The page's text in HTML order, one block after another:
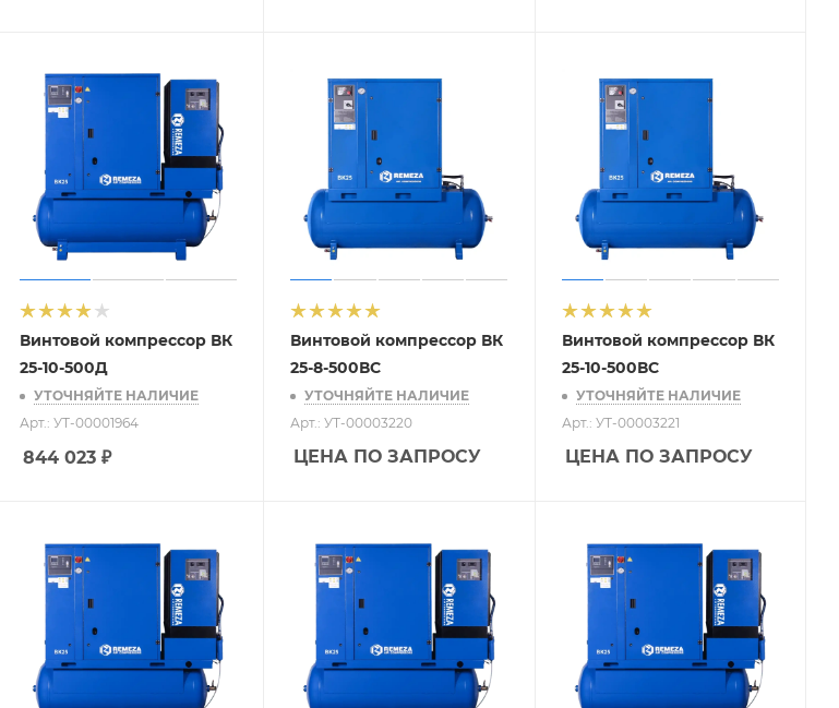
Винтовой компрессор ВК
25-10-500Д
УТОЧНЯЙТЕ НАЛИЧИЕ
Арт.: УТ-00001964
844 023₽
Винтовой компрессор ВК
25-8-500ВС
УТОЧНЯЙТЕ НАЛИЧИЕ
Арт.: УТ-00003220
ЦЕНА ПО ЗАПРОСУ
Винтовой компрессор ВК
25-10-500ВС
УТОЧНЯЙТЕ НАЛИЧИЕ
Арт.: УТ-00003221
ЦЕНА ПО ЗАПРОСУ